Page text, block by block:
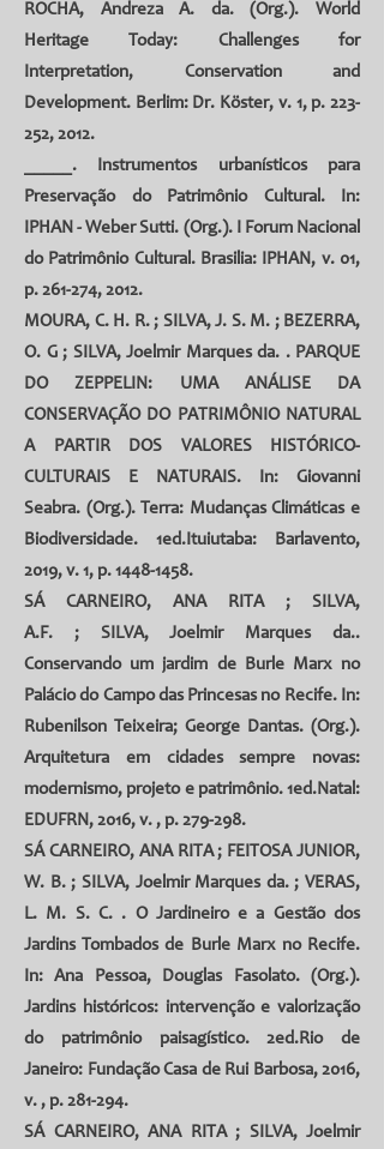
ROCHA, Andreza A. da. (Org.). World
Heritage Today: Challenges for
Interpretation, Conservation and
Development. Berlim: Dr. Köster, v. 1, p. 223-
252, 2012.
_____. Instrumentos urbanísticos para
Preservação do Patrimônio Cultural. In:
IPHAN - Weber Sutti. (Org.). I Forum Nacional
do Patrimônio Cultural. Brasilia: IPHAN, v. 01,
p. 261-274, 2012.
MOURA, C. H. R.; SILVA, J. S. M. ; BEZERRA,
O. G; SILVA, Joelmir Marques da. . PARQUE
DO ZEPPELIN: UMA ANÁLISE DA
CONSERVAÇÃO DO PATRIMÔNIO NATURAL
A PARTIR DOS VALORES HISTÓRICO-
CULTURAIS E NATURAIS. In: Giovanni
Seabra. (Org.). Terra: Mudanças Climáticas e
Biodiversidade. 1ed.Ituiutaba: Barlavento,
2019, v. 1, p. 1448-1458.
SÁ CARNEIRO, ANA RITA; SILVA,
A.F. ; SILVA, Joelmir Marques da..
Conservando um jardim de Burle Marx no
Palácio do Campo das Princesas no Recife. In:
Rubenilson Teixeira; George Dantas. (Org.).
Arquitetura em cidades sempre novas:
modernismo, projeto e patrimônio. 1ed.Natal:
EDUFRN, 2016, v. , p. 279-298.
SÁ CARNEIRO, ANA RITA; FEITOSA JUNIOR,
W. B.; SILVA, Joelmir Marques da. ; VERAS,
L. M. S. C.. O Jardineiro e a Gestão dos
Jardins Tombados de Burle Marx no Recife.
In: Ana Pessoa, Douglas Fasolato. (Org.).
Jardins históricos: intervenção e valorização
do patrimônio paisagístico. 2ed.Rio de
Janeiro: Fundação Casa de Rui Barbosa, 2016,
v. , p. 281-294.
SÁ CARNEIRO, ANA RITA; SILVA, Joelmir